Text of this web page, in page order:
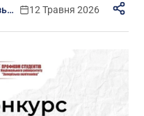
Іміджевий центр НУ «Запорізька політехніка» 12 Травня 2026